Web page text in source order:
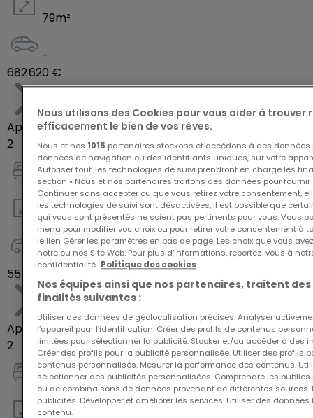
79m²
-
682 620 €
Appartement
2
1
58m²
-
554 700 €
Appartement
2
2
Nous utilisons des Cookies pour vous aider à trouver
efficacement le bien de vos rêves.
Nous et nos 1015 partenaires stockons et accédons à des
données de navigation ou des identifiants uniques, sur votre
Autoriser tout, les technologies de suivi prendront en charge les
section « Nous et nos partenaires traitons des données pour fournir
Continuer sans accepter ou que vous retirez votre consentement,
les technologies de suivi sont désactivées, il est possible que
qui vous sont présentés ne soient pas pertinents pour vous. Vous
menu pour modifier vos choix ou pour retirer votre consentement à
le lien Gérer les paramètres en bas de page. Les choix que vous
notre ou nos Site Web. Pour plus d’informations, reportez-vous à
confidentialité. Politique des cookies
Nos équipes ainsi que nos partenaires, traitent
finalités suivantes :
Utiliser des données de géolocalisation précises. Analyser
l’appareil pour l’identification. Créer des profils de contenus
limitées pour sélectionner la publicité. Stocker et/ou accéder à des
Créer des profils pour la publicité personnalisée. Utiliser des profils
contenus personnalisés. Mesurer la performance des contenus.
sélectionner des publicités personnalisées. Comprendre les
ou de combinaisons de données provenant de différentes sources.
publicités. Développer et améliorer les services. Utiliser des
contenu.